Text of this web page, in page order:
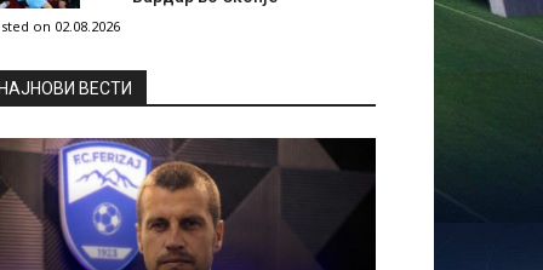
on 02.08.2026
ВЕСТИ